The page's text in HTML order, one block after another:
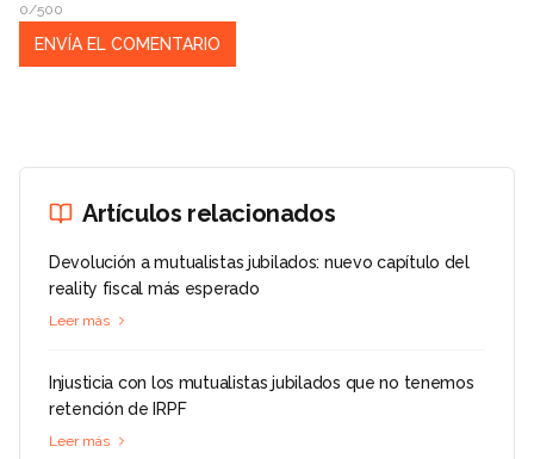
0/500
Artículos relacionados
Devolución a mutualistas jubilados: nuevo capítulo del
reality fiscal más esperado
Leer más
Injusticia con los mutualistas jubilados que no tenemos
retención de IRPF
Leer más